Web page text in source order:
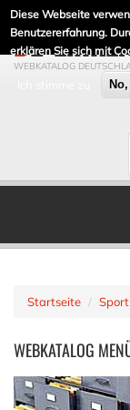
Diese Webseite
Benutzererfahrung.
erklären Sie sich mit
DE-
WEBKATALOG
Startseite
WEBKATALOG